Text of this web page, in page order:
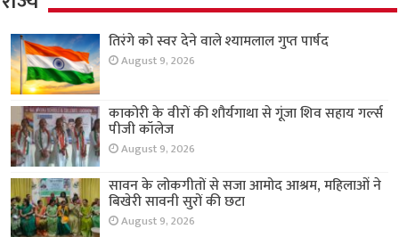
तिरंगे को स्वर देने वाले श्यामलाल गुप्त पार्षद
August 9, 2026
काकोरी के वीरों की शौर्यगाथा से गूंजा शिव सहाय गर्ल्स
पीजी कॉलेज
August 9, 2026
सावन के लोकगीतों से सजा आमोद आश्रम, महिलाओं ने
बिखेरी सावनी सुरों की छटा
August 9, 2026